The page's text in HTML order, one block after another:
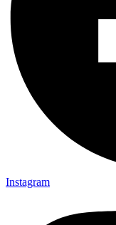
Instagram